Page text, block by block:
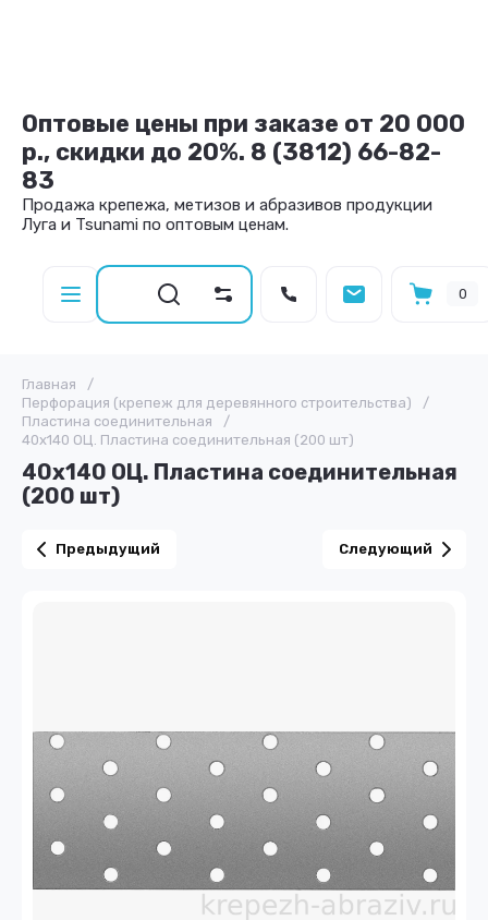
Оптовые цены при заказе от 20 000
р., скидки до 20%. 8 (3812) 66-82-
83
Продажа крепежа, метизов и абразивов продукции
Луга и Tsunami по оптовым ценам.
0
Главная
/
Перфорация (крепеж для деревянного строительства)
/
Пластина соединительная
/
40х140 ОЦ. Пластина соединительная (200 шт)
40х140 ОЦ. Пластина соединительная
(200 шт)
Предыдущий Следующий